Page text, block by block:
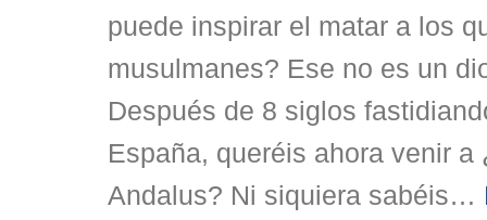
puede inspirar el matar a los
musulmanes? Ese no es un
Después de 8 siglos
España, queréis ahora venir a
Andalus? Ni siquiera sabéis…